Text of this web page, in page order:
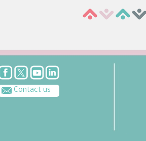
Contact us